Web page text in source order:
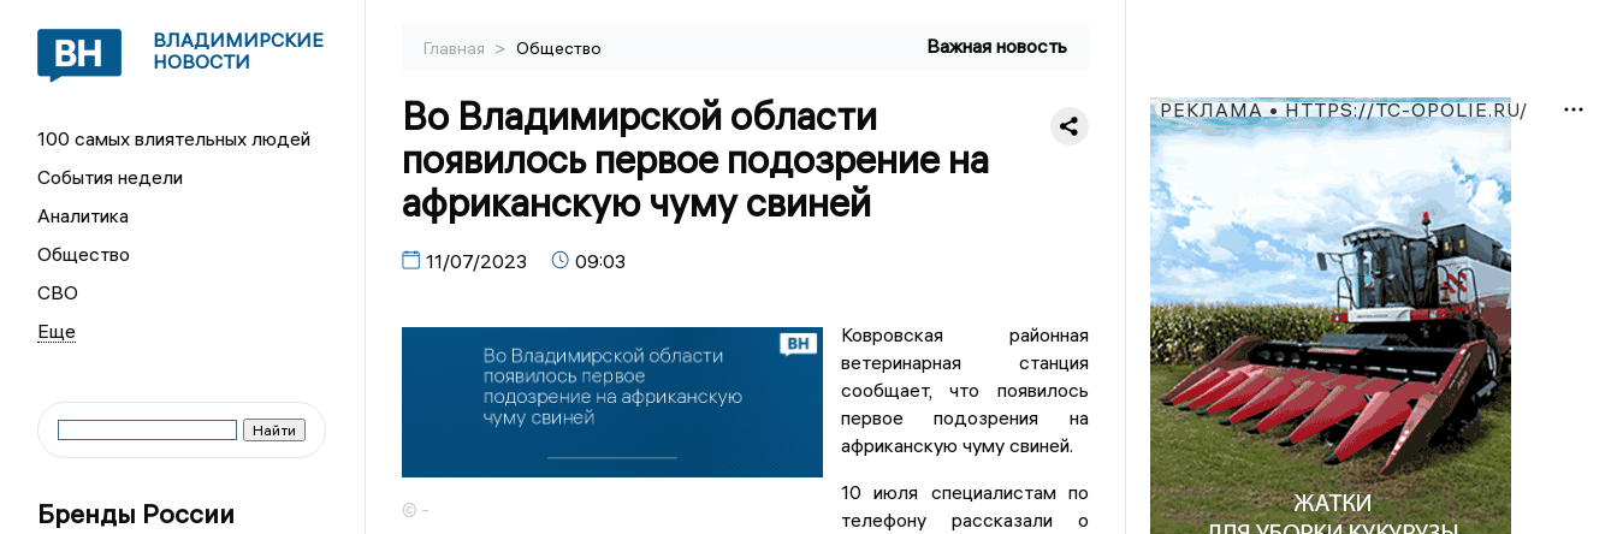
ВЛАДИМИРСКИЕ
НОВОСТИ
100 самых влиятельных людей
События недели
Аналитика
Общество
СВО
Бренды России
Главная > Общество Важная новость
Во Владимирской области
появилось первое подозрение на
африканскую чуму свиней
11/07/2023 09:03
© -
Ковровская районная
ветеринарная станция
сообщает, что появилось
первое подозрения на
африканскую чуму свиней.
10 июля специалистам по
телефону рассказали о
РЕКЛАМА • HTTPS://TC-OPOLIE.RU/